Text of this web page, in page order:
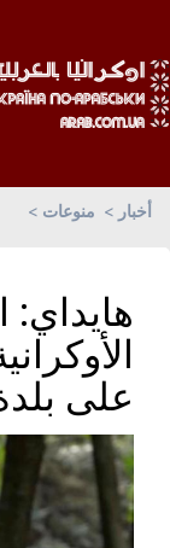
أخبار منوعات
على